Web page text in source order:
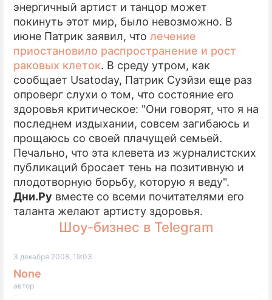
энергичный артист и танцор может
покинуть этот мир, было невозможно. В
июне Патрик заявил, что лечение
приостановило распространение и рост
раковых клеток. В среду утром, как
сообщает Usatoday, Патрик Суэйзи еще раз
опроверг слухи о том, что состояние его
здоровья критическое: "Они говорят, что я на
последнем издыхании, совсем загибаюсь и
прощаюсь со своей плачущей семьей.
Печально, что эта клевета из журналистских
публикаций бросает тень на позитивную и
плодотворную борьбу, которую я веду".
Дни.Ру вместе со всеми почитателями его
таланта желают артисту здоровья.
Шоу-бизнес в Telegram
3 декабря 2008, 19:03
None
автор